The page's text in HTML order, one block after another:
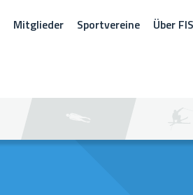
Mitglieder Sportvereine Über